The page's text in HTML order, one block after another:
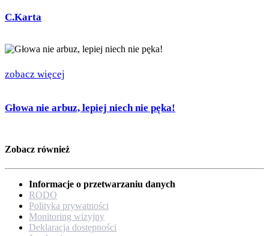
C.Karta
zobacz więcej
Głowa nie arbuz, lepiej niech nie pęka!
Zobacz również
Informacje o przetwarzaniu danych
RODO
Polityka prywatności
Monitoring wizyjny
Deklaracja dostępności